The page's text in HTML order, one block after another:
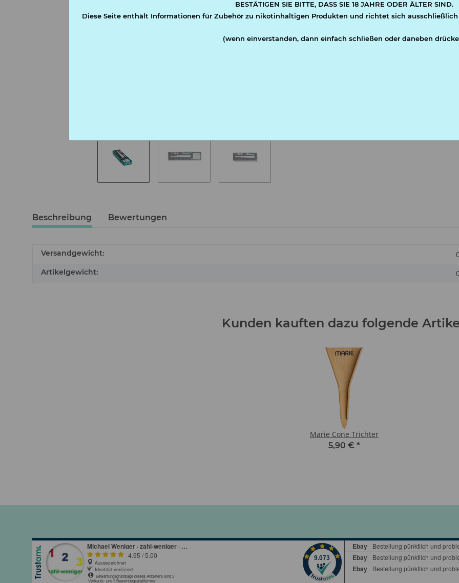
Lieferinterval
Beschreibung Bewertungen
Versandgewicht:
Artikelgewicht:
Kunden kauften dazu folgende
Marie Cone Trichter
5,90 € *
BESTÄTIGEN SIE BITTE, DASS SIE 18 JAHRE ODER ÄLTER SIND.
Diese Seite enthält Informationen für Zubehör zu nikotinhaltigen Produkten und richtet sich ausschließlich
(wenn einverstanden, dann einfach schließen oder daneben